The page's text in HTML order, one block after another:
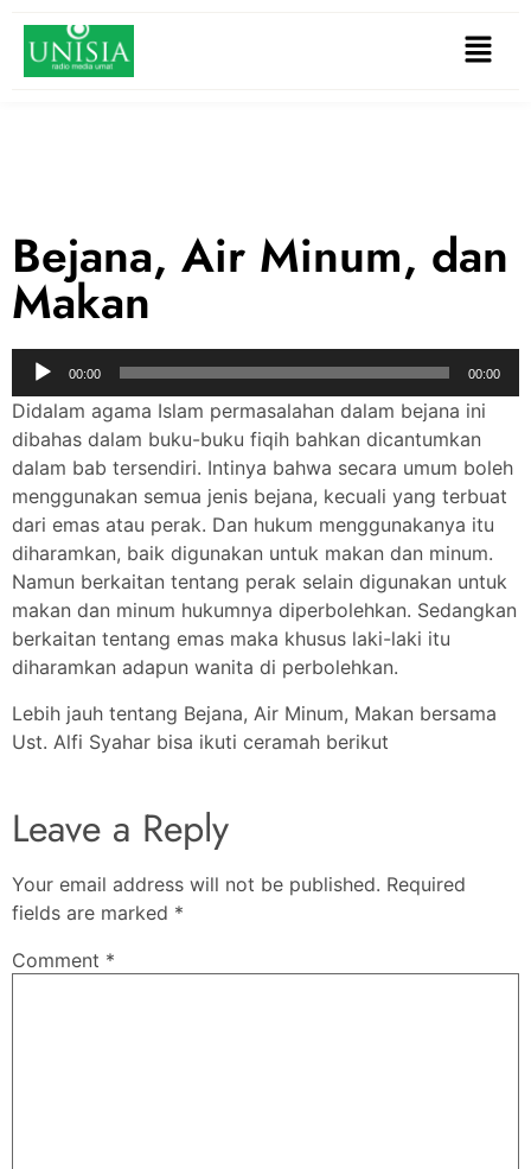
Bejana, Air Minum, dan
Makan
Audio
Player
00:00 00:00
Didalam agama Islam permasalahan dalam bejana ini
dibahas dalam buku-buku fiqih bahkan dicantumkan
dalam bab tersendiri. Intinya bahwa secara umum boleh
menggunakan semua jenis bejana, kecuali yang terbuat
dari emas atau perak. Dan hukum menggunakanya itu
diharamkan, baik digunakan untuk makan dan minum.
Namun berkaitan tentang perak selain digunakan untuk
makan dan minum hukumnya diperbolehkan. Sedangkan
berkaitan tentang emas maka khusus laki-laki itu
diharamkan adapun wanita di perbolehkan.
Lebih jauh tentang Bejana, Air Minum, Makan bersama
Ust. Alfi Syahar bisa ikuti ceramah berikut
Leave a Reply
Your email address will not be published. Required
fields are marked *
Comment *